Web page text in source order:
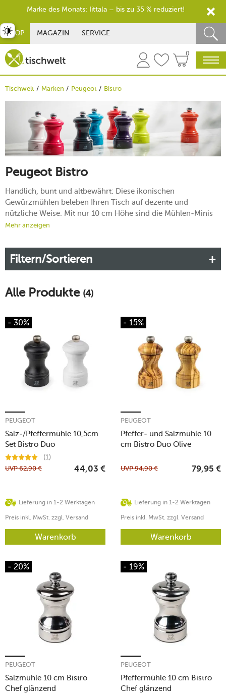
SHOP MAGAZIN SERVICE
0
Tischwelt Marken Peugeot Bistro
Peugeot Bistro
Handlich, bunt und altbewährt: Diese ikonischen
Gewürzmühlen beleben Ihren Tisch auf dezente und
nützliche Weise. Mit nur 10 cm Höhe sind die Mühlen-Minis
gern gesehene Freunde fürs individuelle Nachwürzen der
Mühlen liegen wunderbar in der Hand, und ganze 25 Jahre
Garantie gibt Ihnen der französische Hersteller auf das
Mahlwerk.
Mehr anzeigen
Filtern/Sortieren
Alle Produkte (4)
- 30%
Salz-/Pfeffermühle 10,5cm
Set Bistro Duo
schwarz/weiss
PEUGEOT
(1)
Lieferung in 1-2 Werktagen
UVP62,90 € 44,03 €
Preis inkl. MwSt. zzgl. Versand
Warenkorb
- 15%
Pfeffer- und Salzmühle 10
cm Bistro Duo Olive
PEUGEOT
Lieferung in 1-2 Werktagen
UVP94,90 € 79,95 €
Preis inkl. MwSt. zzgl. Versand
Warenkorb
- 20%
Salzmühle 10 cm Bistro
Chef glänzend
PEUGEOT
- 19%
Pfeffermühle 10 cm Bistro
Chef glänzend
PEUGEOT
umschalten
Marke des Monats: Iittala – bis zu 35 % reduziert!